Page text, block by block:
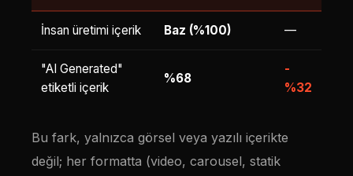
İnsan üretimi içerik Baz (%100) —
"AI Generated"
etiketli içerik
%68
-
%32
Bu fark, yalnızca görsel veya yazılı içerikte
değil; her formatta (video, carousel, statik